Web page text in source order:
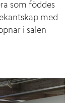
som föddes
med
i salen